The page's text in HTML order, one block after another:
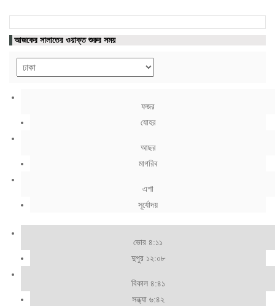
আজকের সালাতের ওয়াক্ত শুরুর সময়
ফজর
যোহর
আছর
মাগরিব
এশা
সূর্যোদয়
ভোর ৪:১১
দুপুর ১২:০৮
বিকাল ৪:৪১
সন্ধ্যা ৬:৪২